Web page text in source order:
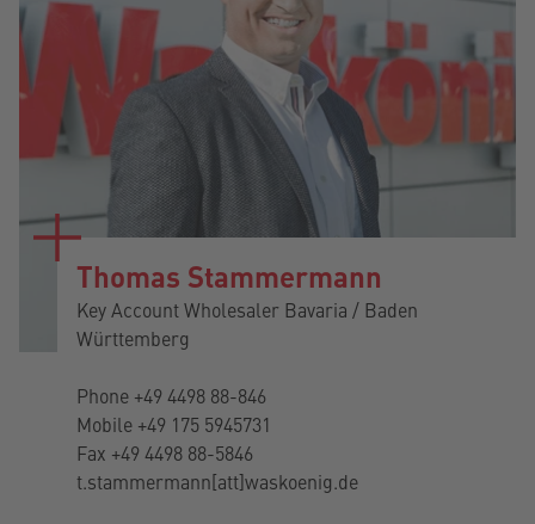
Thomas Stammermann
Key Account Wholesaler Bavaria / Baden
Württemberg
Phone +49 4498 88-846
Mobile +49 175 5945731
Fax +49 4498 88-5846
t.stammermann[att]waskoenig.de